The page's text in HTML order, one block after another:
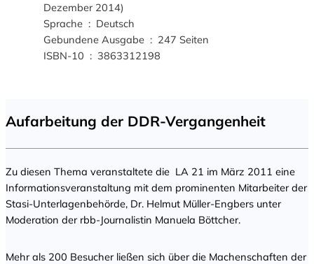
Dezember 2014)
Sprache ‏ : ‎ Deutsch
Gebundene Ausgabe ‏ : ‎ 247 Seiten
ISBN-10 ‏ : ‎ 3863312198
Aufarbeitung der DDR-Vergangenheit
Zu diesen Thema veranstaltete die LA 21 im März 2011 eine
Informationsveranstaltung mit dem prominenten Mitarbeiter der
Stasi-Unterlagenbehörde, Dr. Helmut Müller-Engbers unter
Moderation der rbb-Journalistin Manuela Böttcher.
Mehr als 200 Besucher ließen sich über die Machenschaften der